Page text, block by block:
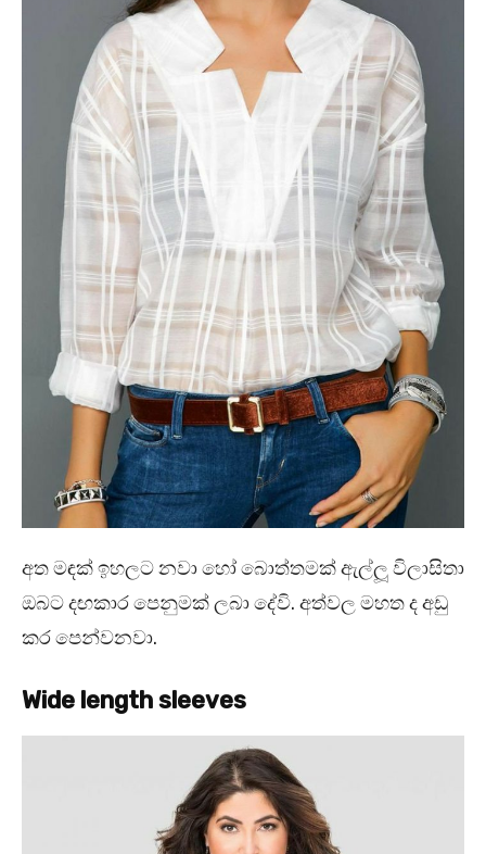
අත මඳක් ඉහලට නවා හෝ බොත්තමක් ඇල්ලූ විලාසිතා
ඔබට දඟකාර පෙනුමක් ලබා දේවි. අත්වල මහත ද අඩු
කර පෙන්වනවා.
Wide length sleeves